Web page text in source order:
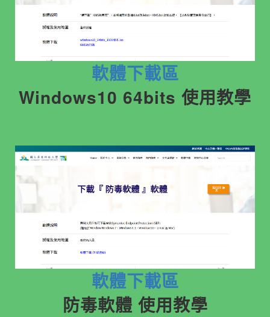
軟體下載區
Windows10 64bits 使用教學
軟體下載區
防毒軟體 使用教學